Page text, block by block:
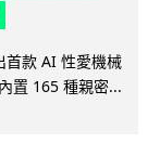
首款 AI 性愛機械
置 165 種親密...